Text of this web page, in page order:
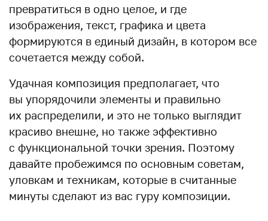
превратиться в одно целое, и где
изображения, текст, графика и цвета
формируются в единый дизайн, в котором все
сочетается между собой.
Удачная композиция предполагает, что
вы упорядочили элементы и правильно
их распределили, и это не только выглядит
красиво внешне, но также эффективно
с функциональной точки зрения. Поэтому
давайте пробежимся по основным советам,
уловкам и техникам, которые в считанные
минуты сделают из вас гуру композиции.